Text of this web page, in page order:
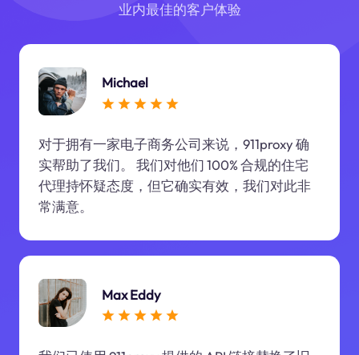
业内最佳的客户体验
Michael
对于拥有一家电子商务公司来说，911proxy 确
实帮助了我们。 我们对他们 100% 合规的住宅
代理持怀疑态度，但它确实有效，我们对此非
常满意。
Max Eddy